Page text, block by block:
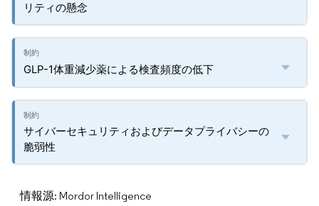
リティの懸念
GLP-1体重減少薬による検査頻度の低下
サイバーセキュリティおよびデータプライバシーの
脆弱性
情報源: Mordor Intelligence